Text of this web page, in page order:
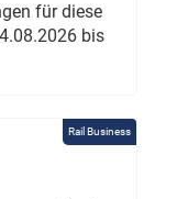
für diese
bis
Rail Business